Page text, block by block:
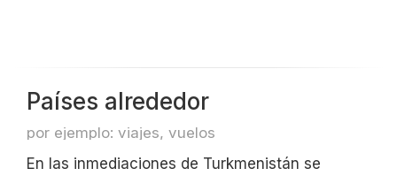
Países alrededor
por ejemplo: viajes, vuelos
En las inmediaciones de Turkmenistán se